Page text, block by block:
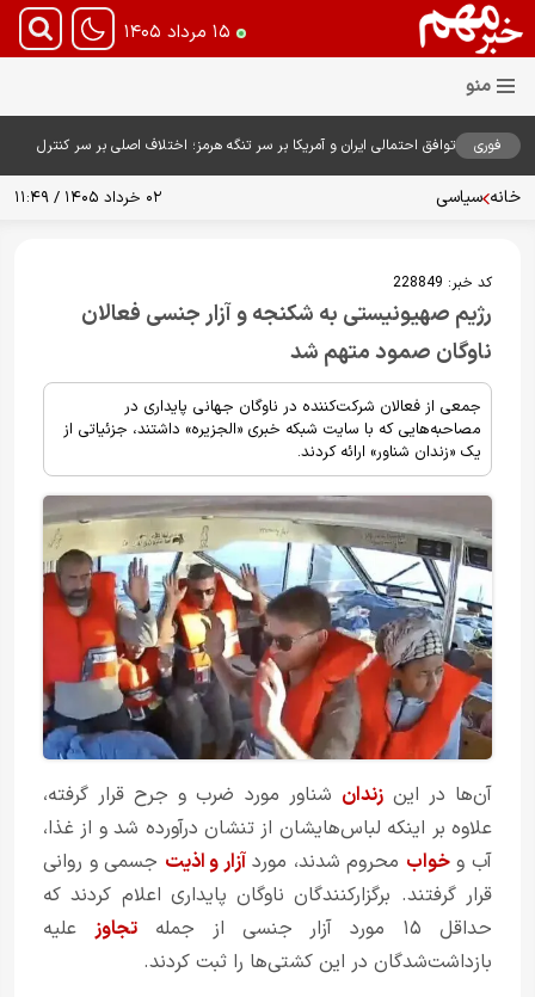
۱۵ مرداد ۱۴۰۵
فوری
توافق احتمالی ایران و آمریکا بر سر تنگه هرمز؛ اختلاف اصلی بر سر کنترل
خانه سیاسی ۰۲ خرداد ۱۴۰۵ / ۱۱:۴۹
کد خبر: 228849
رژیم صهیونیستی به شکنجه و آزار جنسی فعالان
ناوگان صمود متهم شد
جمعی از فعالان شرکت‌کننده در ناوگان جهانی پایداری در
مصاحبه‌هایی که با سایت شبکه خبری «الجزیره» داشتند، جزئیاتی از
یک «زندان شناور» ارائه کردند.
آن‌ها در اینزندان شناور مورد ضرب و جرح قرار گرفته،
علاوه بر اینکه لباس‌هایشان از تنشان درآورده شد و از غذا،
آب وخواب محروم شدند، موردآزار و اذیت جسمی و روانی
قرار گرفتند. برگزارکنندگان ناوگان پایداری اعلام کردند که
حداقل ۱۵ مورد آزار جنسی از جمله
تجاوز علیه
بازداشت‌شدگان در این کشتی‌ها را ثبت کردند.